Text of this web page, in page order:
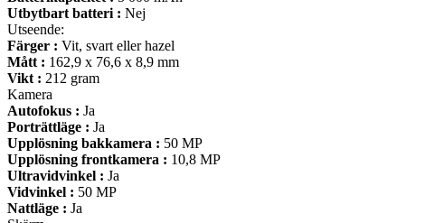
Utbytbart batteri : Nej
Utseende:
Färger : Vit, svart eller hazel
Mått : 162,9 x 76,6 x 8,9 mm
Vikt : 212 gram
Kamera
Autofokus : Ja
Porträttläge : Ja
Upplösning bakkamera : 50 MP
Upplösning frontkamera : 10,8 MP
Ultravidvinkel : Ja
Vidvinkel : 50 MP
Nattläge : Ja